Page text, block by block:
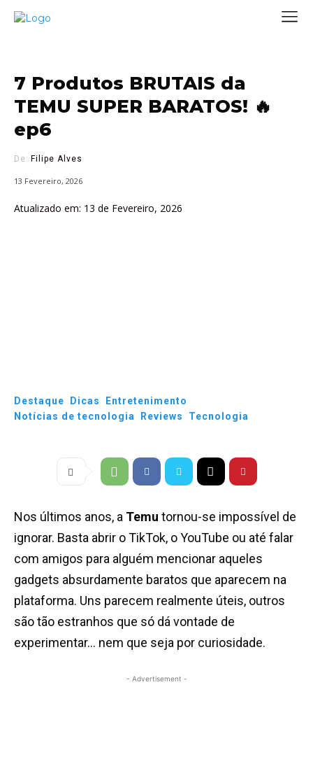
7 Produtos BRUTAIS da
TEMU SUPER BARATOS! 🔥
ep6
De: Filipe Alves
13 Fevereiro, 2026
Atualizado em: 13 de Fevereiro, 2026
Destaque Dicas
Entretenimento
Notícias de tecnologia
Reviews Tecnologia
Nos últimos anos, a Temu tornou-se impossível de
ignorar. Basta abrir o TikTok, o YouTube ou até falar
com amigos para alguém mencionar aqueles
gadgets absurdamente baratos que aparecem na
plataforma. Uns parecem realmente úteis, outros
são tão estranhos que só dá vontade de
experimentar… nem que seja por curiosidade.
- Advertisement -